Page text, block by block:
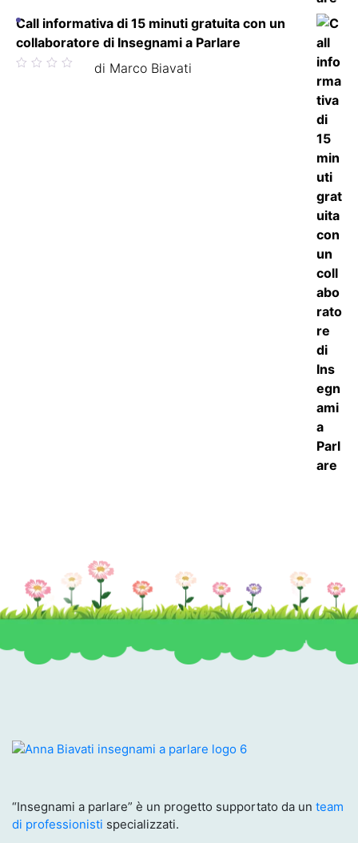
Call informativa di 15 minuti gratuita con un
collaboratore di Insegnami a Parlare
Valutato di Marco Biavati
“Insegnami a parlare” è un progetto supportato da un team
di professionisti specializzati.